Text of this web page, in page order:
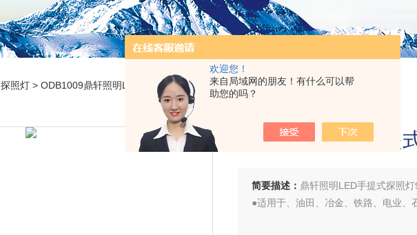
欢迎您！
来自局域网的朋友！有什么可以帮
助您的吗？
探照灯 > ODB1009鼎轩照明LED手提式探照灯9W铝合金防水
鼎轩照明LED手提
简要描述： 鼎轩照明LED手提式探照
●适用于、油田、冶金、铁路、电业